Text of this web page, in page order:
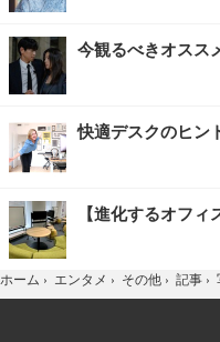
今観るべきオスス
快適デスクのヒン
【進化するオフィ
ホーム › エンタメ › その他 › 記事 ›